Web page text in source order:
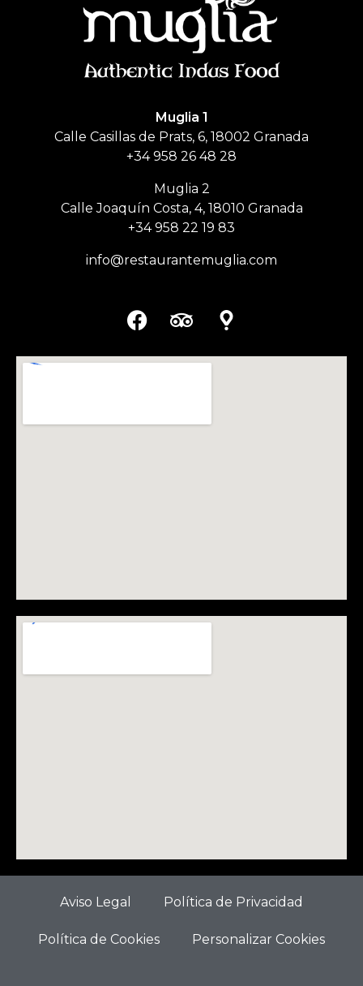
Muglia 1
Calle Casillas de Prats, 6, 18002 Granada
+34 958 26 48 28
Muglia 2
Calle Joaquín Costa, 4, 18010 Granada
+34 958 22 19 83
info@restaurantemuglia.com
Aviso Legal Política de Privacidad
Política de Cookies Personalizar Cookies